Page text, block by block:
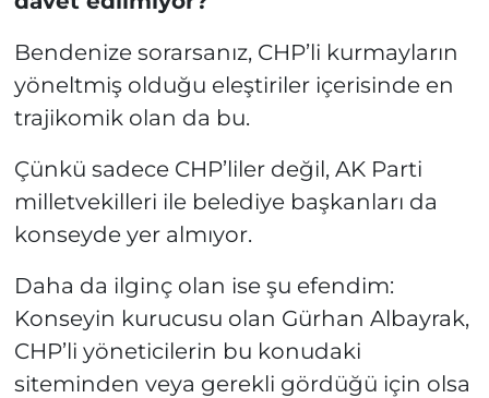
Bendenize sorarsanız, CHP’li kurmayların
yöneltmiş olduğu eleştiriler içerisinde en
trajikomik olan da bu.
Çünkü sadece CHP’liler değil, AK Parti
milletvekilleri ile belediye başkanları da
konseyde yer almıyor.
Daha da ilginç olan ise şu efendim:
Konseyin kurucusu olan Gürhan Albayrak,
CHP’li yöneticilerin bu konudaki
siteminden veya gerekli gördüğü için olsa